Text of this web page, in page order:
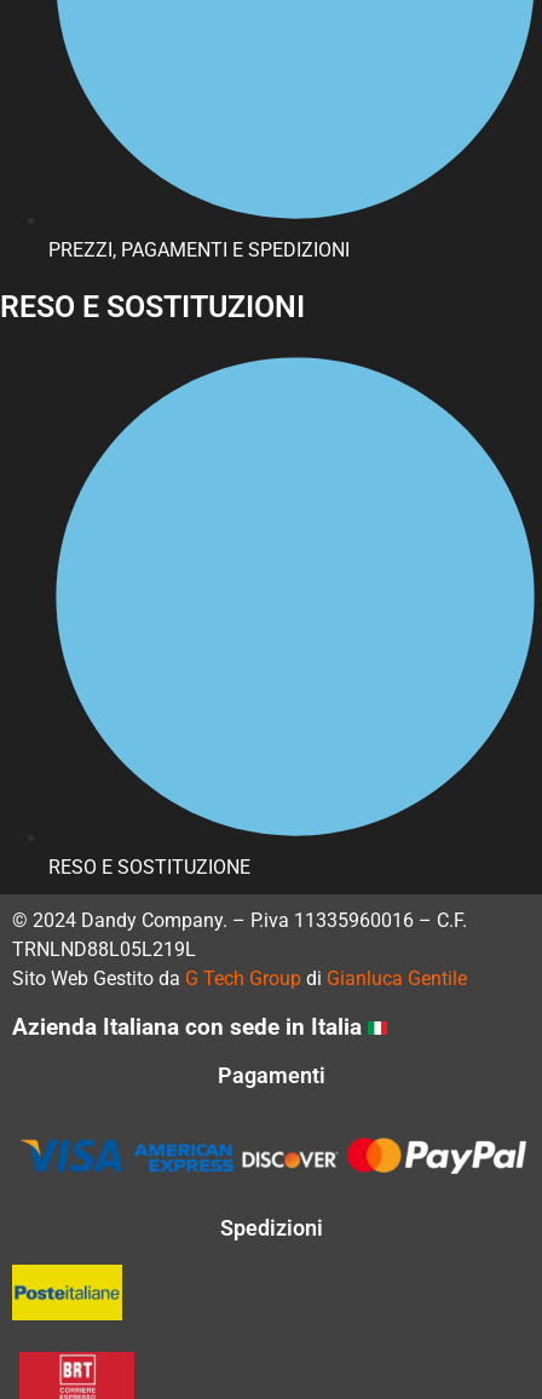
PREZZI, PAGAMENTI E SPEDIZIONI
RESO E SOSTITUZIONI
RESO E SOSTITUZIONE
© 2024 Dandy Company. – P.iva 11335960016 – C.F.
TRNLND88L05L219L
Sito Web Gestito da G Tech Group di Gianluca Gentile
Azienda Italiana con sede in Italia
Pagamenti
Spedizioni